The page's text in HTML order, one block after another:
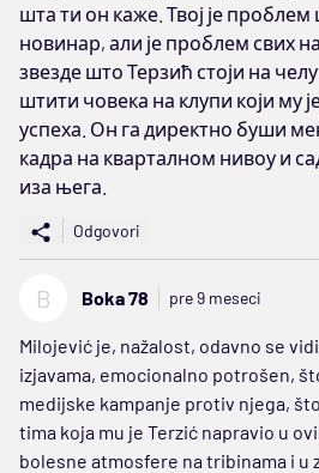
шта ти он каже. Твој је
новинар, али је проблем свих
звезде што Терзић стоји на
штити човека на клупи који му
успеха. Он га директно буши
кадра на кварталном нивоу и
иза њега.
Odgovori
B Boka 78 pre 9 meseci
Milojević je, nažalost, odavno se
izjavama, emocionalno potrošen,
medijske kampanje protiv njega,
tima koja mu je Terzić napravio u
bolesne atmosfere na tribinama i u